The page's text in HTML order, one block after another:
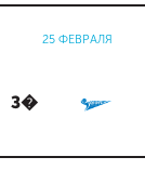
25 ФЕВРАЛЯ
З�